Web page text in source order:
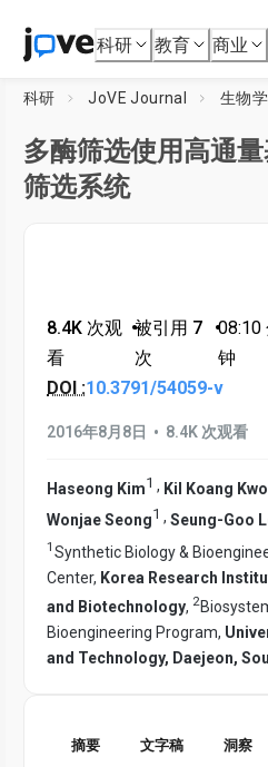
科研 教育 商业
科研 JoVE Journal 生物学
多酶筛选使用高通
筛选系统
8.4K 次观
看
•被引用 7
次
•08:10
钟
DOI :10.3791/54059-v
2016年8月8日 • 8.4K 次观看
Haseong Kim1 , Kil Koang
Wonjae Seong1 , Seung-Goo
1 Synthetic Biology &
Center, Korea Research
and Biotechnology, 2
Bioengineering Program,
and Technology, Daejeon,
摘要 文字稿 洞察